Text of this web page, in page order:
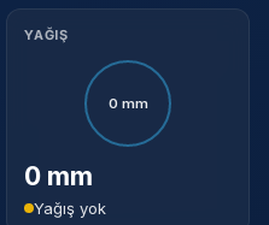
YAĞIŞ
0 mm
0 mm
Yağış yok